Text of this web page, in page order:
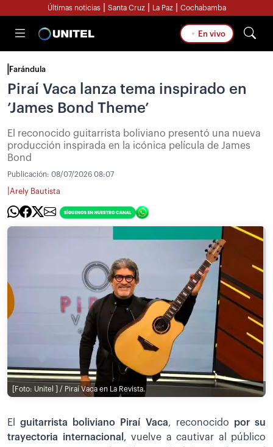
Últimas noticias Santa Cruz La Paz Cochabamba
En vivo
Farándula
Piraí Vaca lanza tema inspirado en
’James Bond Theme’
El reconocido guitarrista boliviano presentó una nueva
producción inspirada en la icónica película de James
Bond
Publicación: 08/07/2026 08:07
Arely Bautista
[Foto: Unitel ] / Piraí Vaca en La Revista.
Elguitarrista boliviano Piraí Vaca, reconocido por su
trayectoria internacional , vuelve a cautivar al público